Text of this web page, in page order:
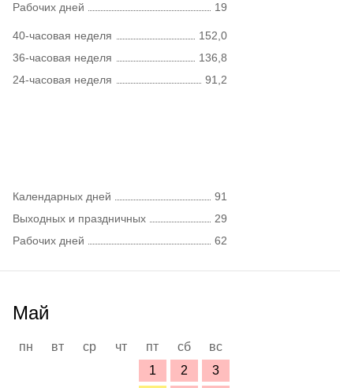
Рабочих дней
19
40-часовая неделя
152,0
36-часовая неделя
136,8
24-часовая неделя
91,2
Календарных дней
91
Выходных и праздничных
29
Рабочих дней
62
Май
пн вт ср чт пт сб
вс
1
2
3